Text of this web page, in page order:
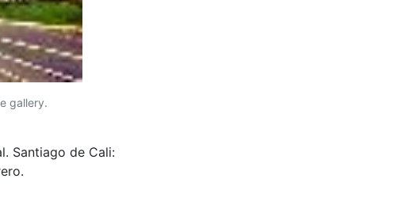
gallery.
Santiago de Cali: